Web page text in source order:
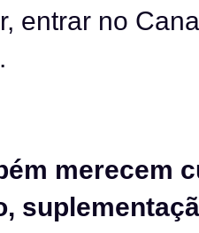
entrar no
merecem